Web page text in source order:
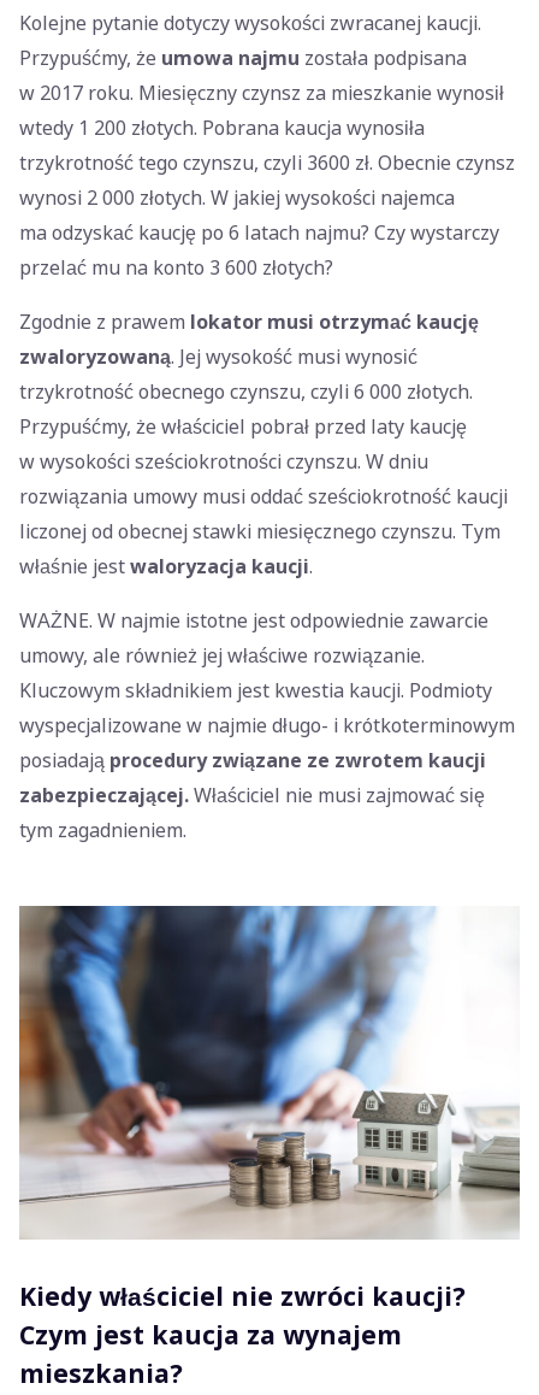
Kolejne pytanie dotyczy wysokości zwracanej kaucji.
Przypuśćmy, że umowa najmu została podpisana
w 2017 roku. Miesięczny czynsz za mieszkanie wynosił
wtedy 1 200 złotych. Pobrana kaucja wynosiła
trzykrotność tego czynszu, czyli 3600 zł. Obecnie czynsz
wynosi 2 000 złotych. W jakiej wysokości najemca
ma odzyskać kaucję po 6 latach najmu? Czy wystarczy
przelać mu na konto 3 600 złotych?
Zgodnie z prawem lokator musi otrzymać kaucję
zwaloryzowaną. Jej wysokość musi wynosić
trzykrotność obecnego czynszu, czyli 6 000 złotych.
Przypuśćmy, że właściciel pobrał przed laty kaucję
w wysokości sześciokrotności czynszu. W dniu
rozwiązania umowy musi oddać sześciokrotność kaucji
liczonej od obecnej stawki miesięcznego czynszu. Tym
właśnie jestwaloryzacja kaucji.
WAŻNE. W najmie istotne jest odpowiednie zawarcie
umowy, ale również jej właściwe rozwiązanie.
Kluczowym składnikiem jest kwestia kaucji. Podmioty
wyspecjalizowane w najmie długo- i krótkoterminowym
posiadają procedury związane ze zwrotem kaucji
zabezpieczającej.Właściciel nie musi zajmować się
tym zagadnieniem.
Kiedy właściciel nie zwróci kaucji?
Czym jest kaucja za wynajem
mieszkania?